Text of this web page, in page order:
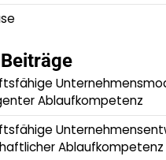
Ablaufkompetenz
Ablaufkompetenz